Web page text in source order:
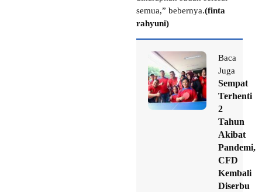
semua,” bebernya.(finta
rahyuni)
Baca
Juga
Sempat
Terhenti
2
Tahun
Akibat
Pandemi,
CFD
Kembali
Diserbu